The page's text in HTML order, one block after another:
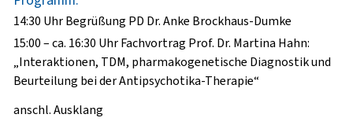
14:30 Uhr Begrüßung PD Dr. Anke Brockhaus-Dumke
15:00 – ca. 16:30 Uhr Fachvortrag Prof. Dr. Martina Hahn:
„Interaktionen, TDM, pharmakogenetische Diagnostik und
Beurteilung bei der Antipsychotika-Therapie“
anschl. Ausklang